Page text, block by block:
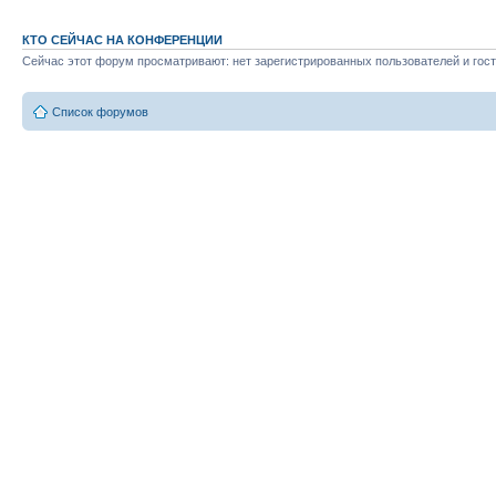
КТО СЕЙЧАС НА КОНФЕРЕНЦИИ
Сейчас этот форум просматривают: нет зарегистрированных пользователей и
Список форумов